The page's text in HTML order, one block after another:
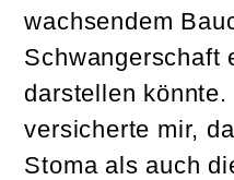
wachsendem
Schwangerschaft
darstellen könnte.
versicherte mir,
Stoma als auch